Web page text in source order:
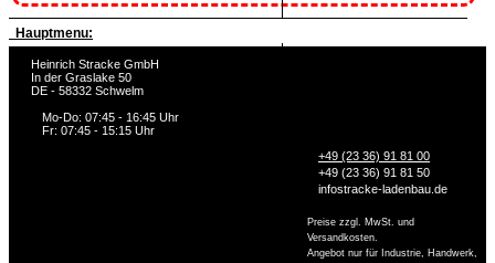
Hauptmenu:
Heinrich Stracke GmbH
In der Graslake 50
DE - 58332 Schwelm
Mo-Do: 07:45 - 16:45 Uhr
Fr: 07:45 - 15:15 Uhr
+49 (23 36) 91 81 00
+49 (23 36) 91 81 50
infostracke-ladenbau.de
Preise zzgl. MwSt. und
Versandkosten.
Angebot nur für Industrie, Handwerk,